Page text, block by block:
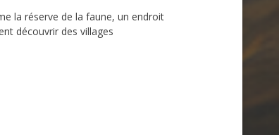
la réserve de la faune, un endroit
découvrir des villages